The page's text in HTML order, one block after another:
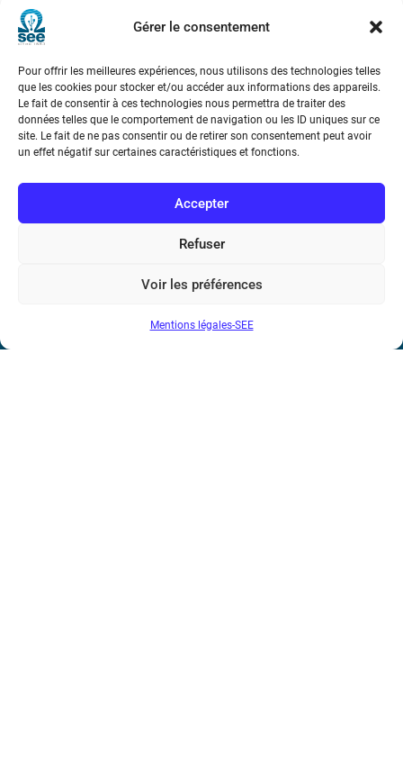
Gérer le consentement
Pour offrir les meilleures expériences, nous utilisons des technologies telles
que les cookies pour stocker et/ou accéder aux informations des appareils.
Le fait de consentir à ces technologies nous permettra de traiter des
données telles que le comportement de navigation ou les ID uniques sur ce
site. Le fait de ne pas consentir ou de retirer son consentement peut avoir
un effet négatif sur certaines caractéristiques et fonctions.
Accepter
Refuser
Voir les préférences
Mentions légales-SEE
Société de l’Electricité, de l’Electronique et des Technologies
de l’Information et de la Communication
75116 Paris
Métro : « Boissière » Ligne 6 et « Iéna » Ligne 9
Téléphone : (+33) 1 56 90 37 17